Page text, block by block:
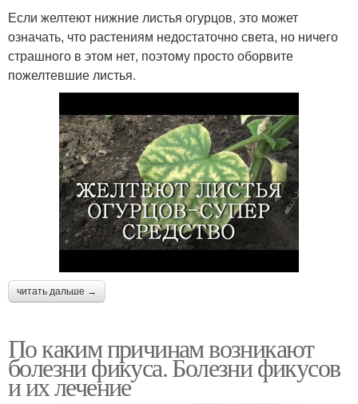
Если желтеют нижние листья огурцов, это может
означать, что растениям недостаточно света, но ничего
страшного в этом нет, поэтому просто оборвите
пожелтевшие листья.
читать дальше →
По каким причинам возникают
болезни фикуса. Болезни фикусов
и их лечение